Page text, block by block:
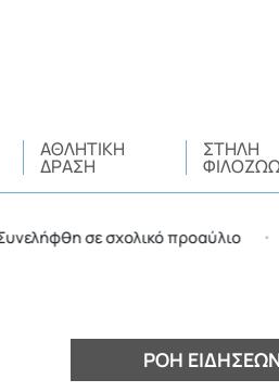
ΑΘΛΗΤΙΚΉ
ΔΡΆΣΗ
ΣΤΉΛΗ
σε σχολικό προαύλιο •
ΡΟΉ